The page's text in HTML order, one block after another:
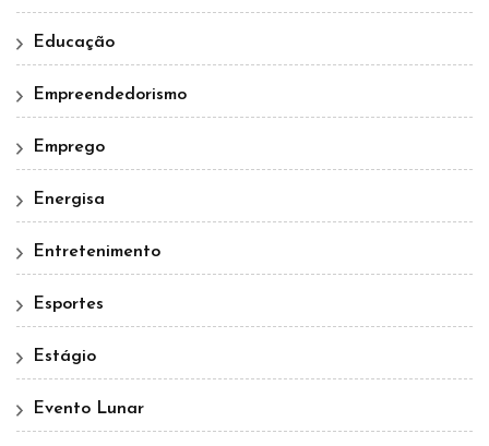
Educação
Empreendedorismo
Emprego
Energisa
Entretenimento
Esportes
Estágio
Evento Lunar